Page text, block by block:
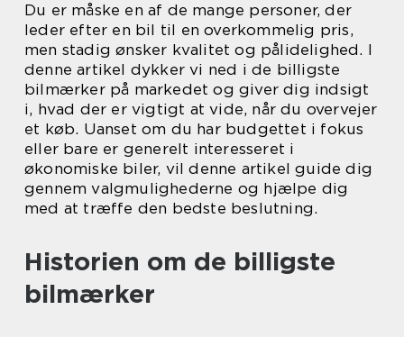
Du er måske en af de mange personer, der
leder efter en bil til en overkommelig pris,
men stadig ønsker kvalitet og pålidelighed. I
denne artikel dykker vi ned i de billigste
bilmærker på markedet og giver dig indsigt
i, hvad der er vigtigt at vide, når du overvejer
et køb. Uanset om du har budgettet i fokus
eller bare er generelt interesseret i
økonomiske biler, vil denne artikel guide dig
gennem valgmulighederne og hjælpe dig
med at træffe den bedste beslutning.
Historien om de billigste
bilmærker